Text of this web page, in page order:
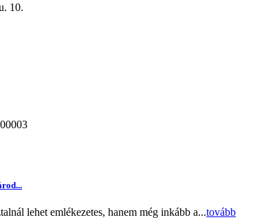
10.
lehet emlékezetes, hanem még inkább a...tovább